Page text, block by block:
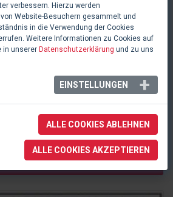
aller Zeiten
Kaufen
verbessern. Hierzu werden
Website-Besuchern gesammelt und
in die Verwendung der Cookies
Weitere Informationen zu Cookies auf
in unserer Datenschutzerklärung und zu uns
EINSTELLUNGEN
ALLE COOKIES ABLEHNEN
ALLE COOKIES AKZEPTIEREN